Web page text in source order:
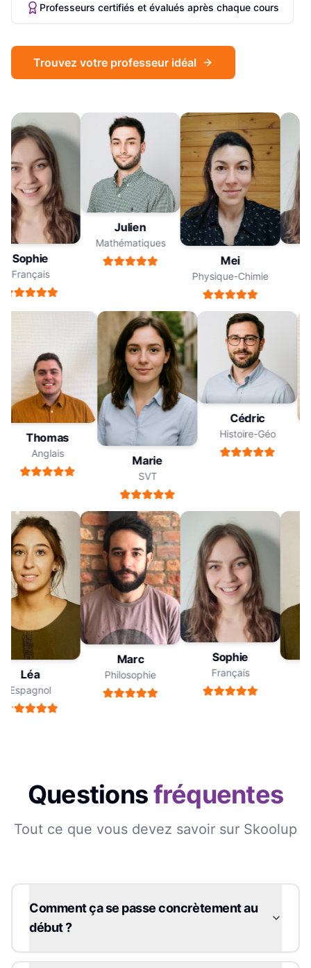
Sophie
Français
Julien
Mathématiques
Mei
Physique-Chimie
Thomas
Anglais
Marie
SVT
Cédric
Histoire-Géo
Léa
Espagnol
Marc
Philosophie
Sophie
Français
Professeurs certifiés et évalués après chaque cours
Trouvez votre professeur idéal
Questionsfréquentes
Tout ce que vous devez savoir sur Skoolup
Comment ça se passe concrètement au
début ?